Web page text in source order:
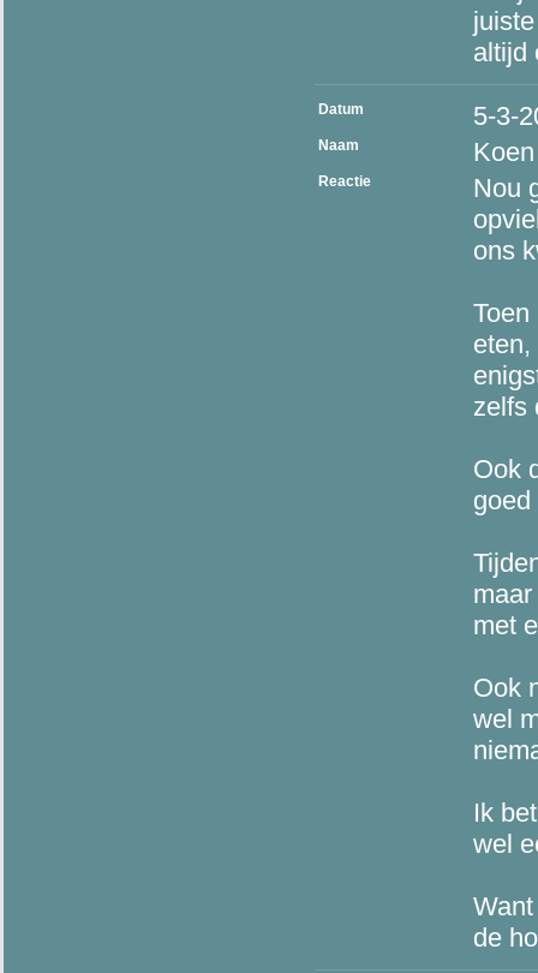
altijd
Datum 5-3-
Naam Koen
Reactie
Nou
ons
zelfs
Ook
goed
met
Ook
wel
Ik
wel
de